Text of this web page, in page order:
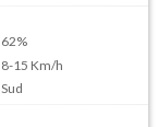
62%
8-15 Km/h
Sud